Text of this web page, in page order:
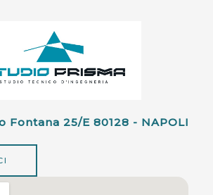
Fontana 25/e 80128 - NAPOLI